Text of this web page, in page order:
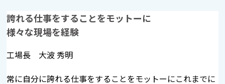
誇れる仕事をすることをモットーに
様々な現場を経験
工場長 大波 秀明
常に自分に誇れる仕事をすることをモットーにこれまでに